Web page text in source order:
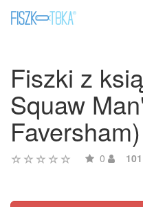
Fiszki z
Squaw
Faversham)
0